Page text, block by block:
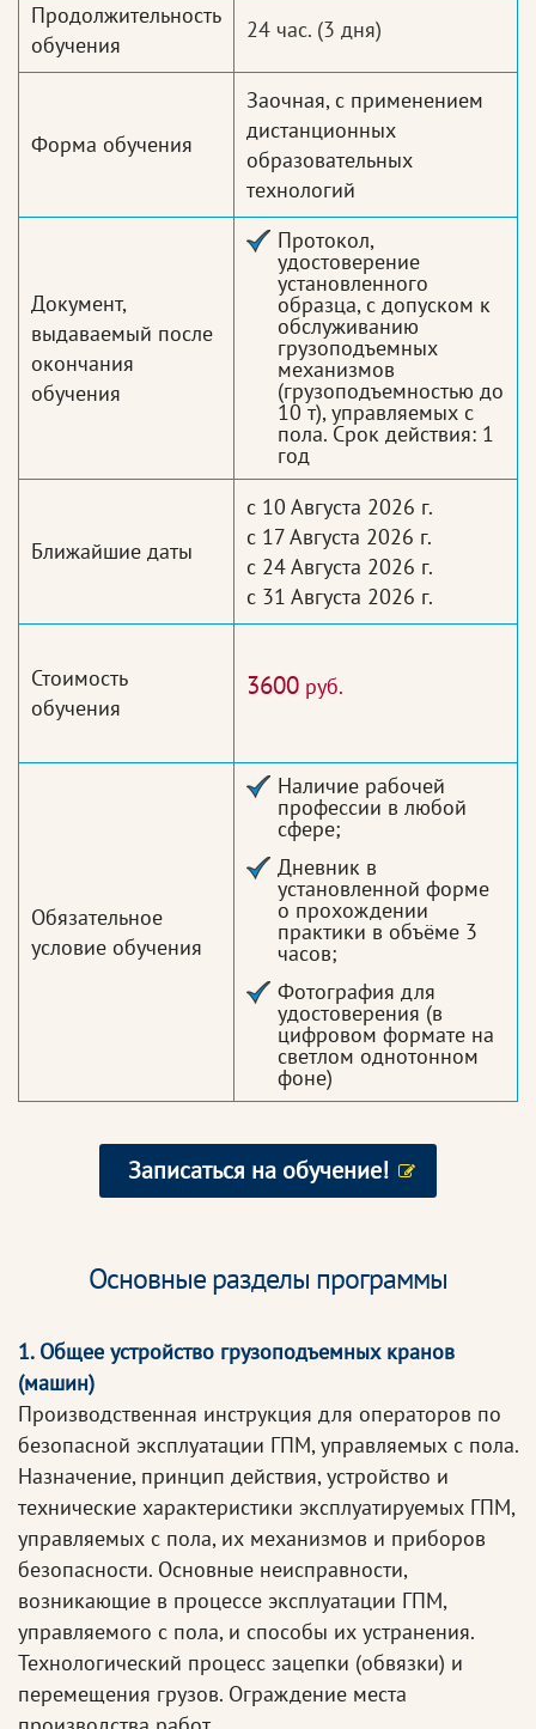
Продолжительность
обучения
24 час. (3 дня)
Форма обучения
Заочная, с применением
дистанционных
образовательных
технологий
Документ,
выдаваемый после
окончания
обучения
Протокол,
удостоверение
установленного
образца, с допуском к
обслуживанию
грузоподъемных
механизмов
(грузоподъемностью до
10 т), управляемых с
пола. Срок действия: 1
год
Ближайшие даты
с 10 Августа 2026 г.
с 17 Августа 2026 г.
с 24 Августа 2026 г.
с 31 Августа 2026 г.
Стоимость
обучения
3600 руб.
Обязательное
условие обучения
Наличие рабочей
профессии в любой
сфере;
Дневник в
установленной форме
о прохождении
практики в объёме 3
часов;
Фотография для
удостоверения (в
цифровом формате на
светлом однотонном
фоне)
Записаться на обучение!
Основные разделы программы
1. Общее устройство грузоподъемных кранов
(машин)
Производственная инструкция для операторов по
безопасной эксплуатации ГПМ, управляемых с пола.
Назначение, принцип действия, устройство и
технические характеристики эксплуатируемых ГПМ,
управляемых с пола, их механизмов и приборов
безопасности. Основные неисправности,
возникающие в процессе эксплуатации ГПМ,
управляемого с пола, и способы их устранения.
Технологический процесс зацепки (обвязки) и
перемещения грузов. Ограждение места